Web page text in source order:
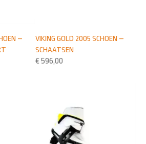
VIKING GOLD 2005 SCHOEN –
SCHAATSEN
€ 596,00
–